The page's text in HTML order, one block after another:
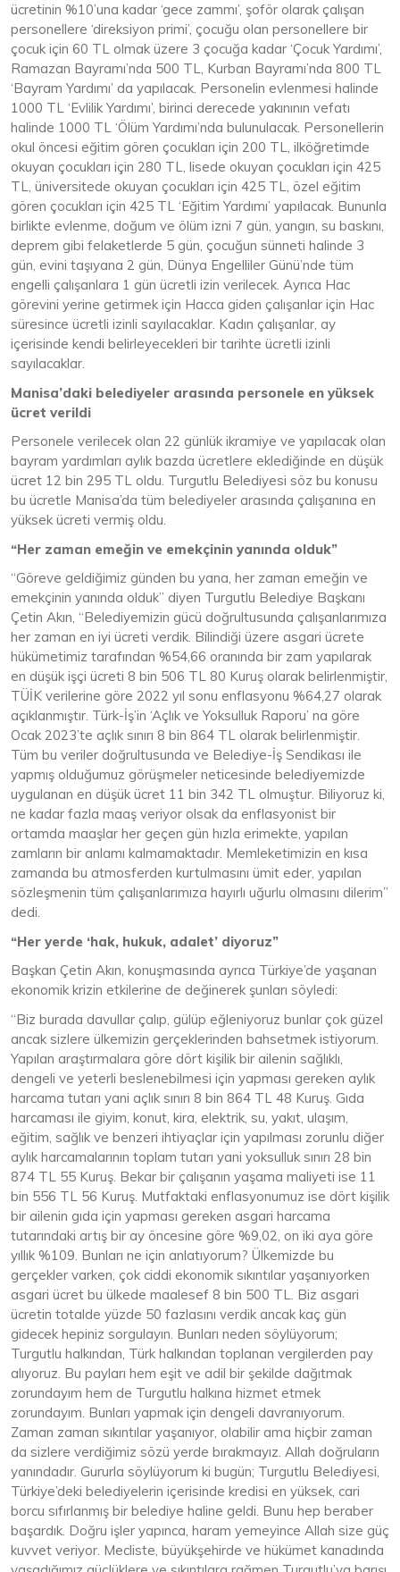
ücretinin %10’una kadar ‘gece zammı’, şoför olarak çalışan
personellere ‘direksiyon primi’, çocuğu olan personellere bir
çocuk için 60 TL olmak üzere 3 çocuğa kadar ‘Çocuk Yardımı’,
Ramazan Bayramı’nda 500 TL, Kurban Bayramı’nda 800 TL
‘Bayram Yardımı’ da yapılacak. Personelin evlenmesi halinde
1000 TL ‘Evlilik Yardımı’, birinci derecede yakınının vefatı
halinde 1000 TL ‘Ölüm Yardımı’nda bulunulacak. Personellerin
okul öncesi eğitim gören çocukları için 200 TL, ilköğretimde
okuyan çocukları için 280 TL, lisede okuyan çocukları için 425
TL, üniversitede okuyan çocukları için 425 TL, özel eğitim
gören çocukları için 425 TL ‘Eğitim Yardımı’ yapılacak. Bununla
birlikte evlenme, doğum ve ölüm izni 7 gün, yangın, su baskını,
deprem gibi felaketlerde 5 gün, çocuğun sünneti halinde 3
gün, evini taşıyana 2 gün, Dünya Engelliler Günü’nde tüm
engelli çalışanlara 1 gün ücretli izin verilecek. Ayrıca Hac
görevini yerine getirmek için Hacca giden çalışanlar için Hac
süresince ücretli izinli sayılacaklar. Kadın çalışanlar, ay
içerisinde kendi belirleyecekleri bir tarihte ücretli izinli
sayılacaklar.
Manisa’daki belediyeler arasında personele en yüksek
ücret verildi
Personele verilecek olan 22 günlük ikramiye ve yapılacak olan
bayram yardımları aylık bazda ücretlere eklediğinde en düşük
ücret 12 bin 295 TL oldu. Turgutlu Belediyesi söz bu konusu
bu ücretle Manisa’da tüm belediyeler arasında çalışanına en
yüksek ücreti vermiş oldu.
“Her zaman emeğin ve emekçinin yanında olduk”
“Göreve geldiğimiz günden bu yana, her zaman emeğin ve
emekçinin yanında olduk” diyen Turgutlu Belediye Başkanı
Çetin Akın, “Belediyemizin gücü doğrultusunda çalışanlarımıza
her zaman en iyi ücreti verdik. Bilindiği üzere asgari ücrete
hükümetimiz tarafından %54,66 oranında bir zam yapılarak
en düşük işçi ücreti 8 bin 506 TL 80 Kuruş olarak belirlenmiştir,
TÜİK verilerine göre 2022 yıl sonu enflasyonu %64,27 olarak
açıklanmıştır. Türk-İş’in ‘Açlık ve Yoksulluk Raporu’ na göre
Ocak 2023’te açlık sınırı 8 bin 864 TL olarak belirlenmiştir.
Tüm bu veriler doğrultusunda ve Belediye-İş Sendikası ile
yapmış olduğumuz görüşmeler neticesinde belediyemizde
uygulanan en düşük ücret 11 bin 342 TL olmuştur. Biliyoruz ki,
ne kadar fazla maaş veriyor olsak da enflasyonist bir
ortamda maaşlar her geçen gün hızla erimekte, yapılan
zamların bir anlamı kalmamaktadır. Memleketimizin en kısa
zamanda bu atmosferden kurtulmasını ümit eder, yapılan
sözleşmenin tüm çalışanlarımıza hayırlı uğurlu olmasını dilerim”
dedi.
“Her yerde ‘hak, hukuk, adalet’ diyoruz”
Başkan Çetin Akın, konuşmasında ayrıca Türkiye’de yaşanan
ekonomik krizin etkilerine de değinerek şunları söyledi:
“Biz burada davullar çalıp, gülüp eğleniyoruz bunlar çok güzel
ancak sizlere ülkemizin gerçeklerinden bahsetmek istiyorum.
Yapılan araştırmalara göre dört kişilik bir ailenin sağlıklı,
dengeli ve yeterli beslenebilmesi için yapması gereken aylık
harcama tutarı yani açlık sınırı 8 bin 864 TL 48 Kuruş. Gıda
harcaması ile giyim, konut, kira, elektrik, su, yakıt, ulaşım,
eğitim, sağlık ve benzeri ihtiyaçlar için yapılması zorunlu diğer
aylık harcamalarının toplam tutarı yani yoksulluk sınırı 28 bin
874 TL 55 Kuruş. Bekar bir çalışanın yaşama maliyeti ise 11
bin 556 TL 56 Kuruş. Mutfaktaki enflasyonumuz ise dört kişilik
bir ailenin gıda için yapması gereken asgari harcama
tutarındaki artış bir ay öncesine göre %9,02, on iki aya göre
yıllık %109. Bunları ne için anlatıyorum? Ülkemizde bu
gerçekler varken, çok ciddi ekonomik sıkıntılar yaşanıyorken
asgari ücret bu ülkede maalesef 8 bin 500 TL. Biz asgari
ücretin totalde yüzde 50 fazlasını verdik ancak kaç gün
gidecek hepiniz sorgulayın. Bunları neden söylüyorum;
Turgutlu halkından, Türk halkından toplanan vergilerden pay
alıyoruz. Bu payları hem eşit ve adil bir şekilde dağıtmak
zorundayım hem de Turgutlu halkına hizmet etmek
zorundayım. Bunları yapmak için dengeli davranıyorum.
Zaman zaman sıkıntılar yaşanıyor, olabilir ama hiçbir zaman
da sizlere verdiğimiz sözü yerde bırakmayız. Allah doğruların
yanındadır. Gururla söylüyorum ki bugün; Turgutlu Belediyesi,
Türkiye’deki belediyelerin içerisinde kredisi en yüksek, cari
borcu sıfırlanmış bir belediye haline geldi. Bunu hep beraber
başardık. Doğru işler yapınca, haram yemeyince Allah size güç
kuvvet veriyor. Mecliste, büyükşehirde ve hükümet kanadında